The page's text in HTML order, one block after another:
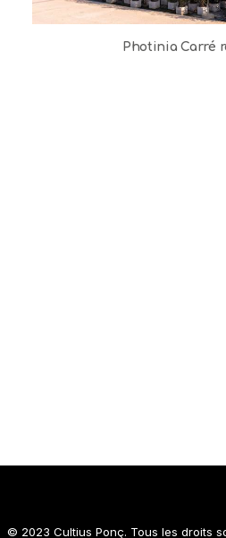
Photinia Carré
© 2023 Cultius Ponç. Tous les droits